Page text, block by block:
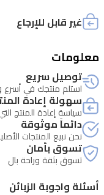
توفر
180
دقيقة
التشغيل،
مما
يجعلها
مناسبة
للمنازل
غير قابل للإرجاع
معلومات
توصيل سريع
استلم منتجك في
سهولة إعادة
سياسة إعادة المنتج
دائماً موثوقة
نحن نبيع المنتجات الأصلية
تسوق بأمان
تسوق بثقة وراحة بال
أسئلة واجوبة الزبائن